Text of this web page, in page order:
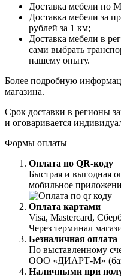
Доставка мебели по
Доставка мебели за
рублей за 1 км;
Доставка мебели в
сами выбрать
нашему опыту.
Более подробную
магазина.
Срок доставки в регионы
и оговаривается
Формы оплаты
Оплата по QR-коду
Быстрая и выгодная
мобильное
Оплата картами
Visa, Mastercard,
Через терминал
Безналичная оплата
По выставленному
ООО «ДИАРТ-М»
Наличными при